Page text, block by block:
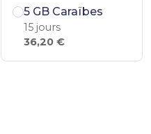
5 GB Caraïbes
15 jours
36,20 €